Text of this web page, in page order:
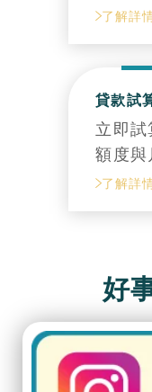
了解詳
貸款試
立即試
額度與
了解詳
好